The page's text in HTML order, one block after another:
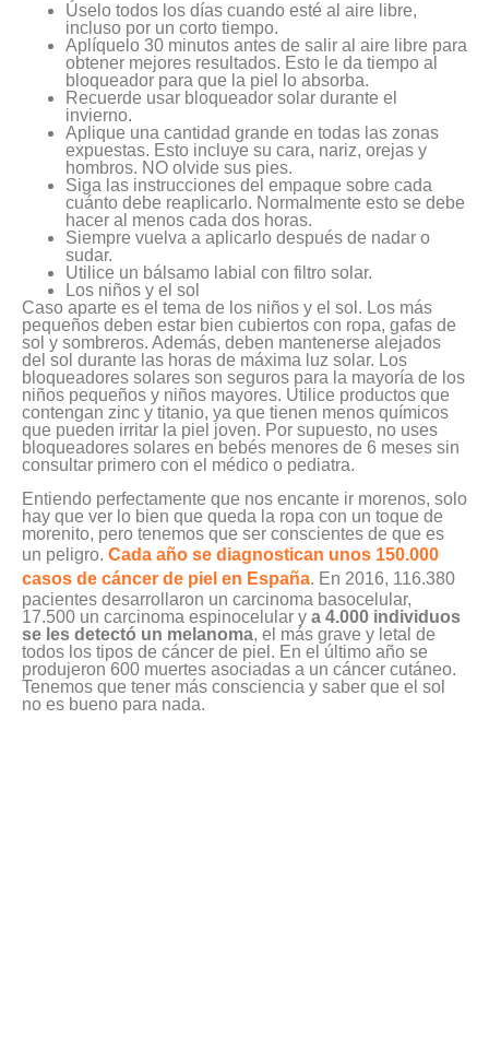
Úselo todos los días cuando esté al aire libre,
incluso por un corto tiempo.
Aplíquelo 30 minutos antes de salir al aire libre para
obtener mejores resultados. Esto le da tiempo al
bloqueador para que la piel lo absorba.
Recuerde usar bloqueador solar durante el
invierno.
Aplique una cantidad grande en todas las zonas
expuestas. Esto incluye su cara, nariz, orejas y
hombros. NO olvide sus pies.
Siga las instrucciones del empaque sobre cada
cuánto debe reaplicarlo. Normalmente esto se debe
hacer al menos cada dos horas.
Siempre vuelva a aplicarlo después de nadar o
sudar.
Utilice un bálsamo labial con filtro solar.
Los niños y el sol
Caso aparte es el tema de los niños y el sol. Los más
pequeños deben estar bien cubiertos con ropa, gafas de
sol y sombreros. Además, deben mantenerse alejados
del sol durante las horas de máxima luz solar. Los
bloqueadores solares son seguros para la mayoría de los
niños pequeños y niños mayores. Utilice productos que
contengan zinc y titanio, ya que tienen menos químicos
que pueden irritar la piel joven. Por supuesto, no uses
bloqueadores solares en bebés menores de 6 meses sin
consultar primero con el médico o pediatra.
Entiendo perfectamente que nos encante ir morenos, solo
hay que ver lo bien que queda la ropa con un toque de
morenito, pero tenemos que ser conscientes de que es
un peligro. Cada año se diagnostican unos 150.000
casos de cáncer de piel en España. En 2016, 116.380
pacientes desarrollaron un carcinoma basocelular,
17.500 un carcinoma espinocelular y a 4.000 individuos
se les detectó un melanoma, el más grave y letal de
todos los tipos de cáncer de piel. En el último año se
produjeron 600 muertes asociadas a un cáncer cutáneo.
Tenemos que tener más consciencia y saber que el sol
no es bueno para nada.